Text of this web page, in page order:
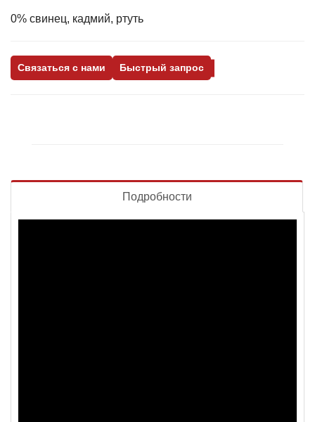
0% свинец, кадмий, ртуть
Связаться с нами Быстрый запрос
Подробности